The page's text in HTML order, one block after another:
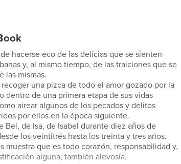
hacerse eco de las delicias que se sienten
y, al mismo tiempo, de las traiciones que se
las mismas.
una pizca de todo el amor gozado por la
dentro de una primera etapa de sus vidas
airear algunos de los pecados y delitos
por ellos en la época siguiente.
Bel, de Isa, de Isabel durante diez años de
los veintitrés hasta los treinta y tres años.
muestra que es todo corazón, responsabilidad y,
alguna, también alevosía.